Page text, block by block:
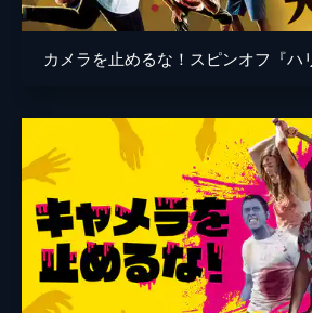
黒岡大吾
相田舞
監督
脚本
音楽